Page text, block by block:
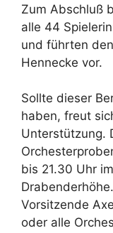
Zum Abschluß
alle 44
und führten
Hennecke vor.
Sollte dieser
haben, freut
Unterstützung.
bis 21.30 Uhr
Vorsitzende
oder alle